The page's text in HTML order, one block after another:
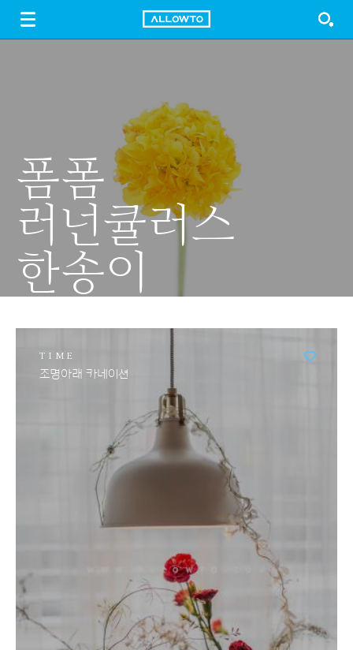
폼폼
러넌큘러스
한송이
사랑합니다
@ allowto
핑크빛 겹벚꽃
@ allowto
전기자전거
@ allowto
단풍나무
@ allowto
TIME
조명아래 카네이션